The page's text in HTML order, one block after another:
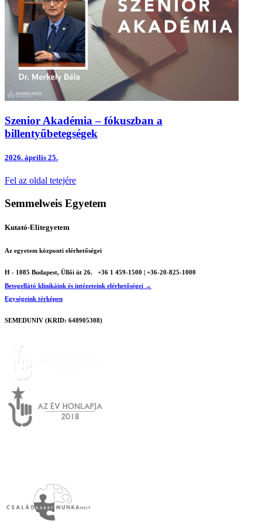
Szenior Akadémia – fókuszban a
billentyűbetegségek
2026. április 25.
Fel az oldal tetejére
Semmelweis Egyetem
Kutató-Elitegyetem
Az egyetem központi elérhetőségei
H - 1085 Budapest, Üllői út 26.
+36 1 459-1500 | +36-20-825-1000
Betegellátó klinikáink és intézeteink elérhetőségei →
Egységeink térképen
SEMEDUNIV (KRID: 648905308)